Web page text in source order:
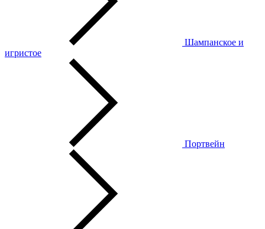
Шампанское и
игристое
Портвейн